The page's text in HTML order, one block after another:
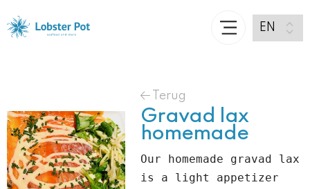
Terug
Gravad lax
homemade
Our homemade gravad lax
is a light appetizer